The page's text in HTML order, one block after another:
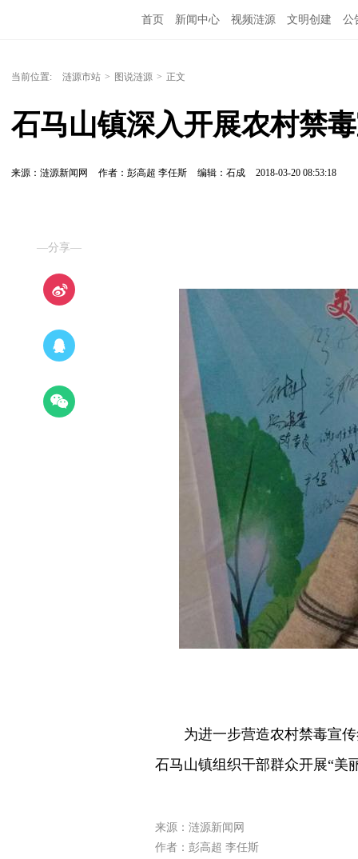
首页 新闻中心 视频涟源 文明创建 公
当前位置: 涟源市站 > 图说涟源 > 正文
石马山镇深入开展农村禁
来源：涟源新闻网 作者：彭高超 李任斯 编辑：石成 2018-03-20 08:53:18
—分享—
为进一步营造农村禁毒宣传
石马山镇组织干部群众开展“美
来源：涟源新闻网
作者：彭高超 李任斯